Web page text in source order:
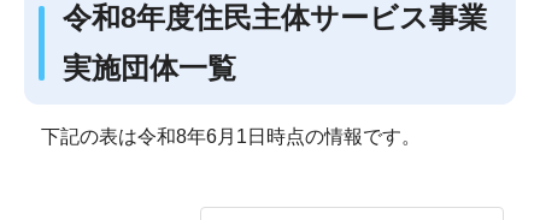
令和8年度住民主体サービス事業
実施団体一覧
下記の表は令和8年6月1日時点の情報です。